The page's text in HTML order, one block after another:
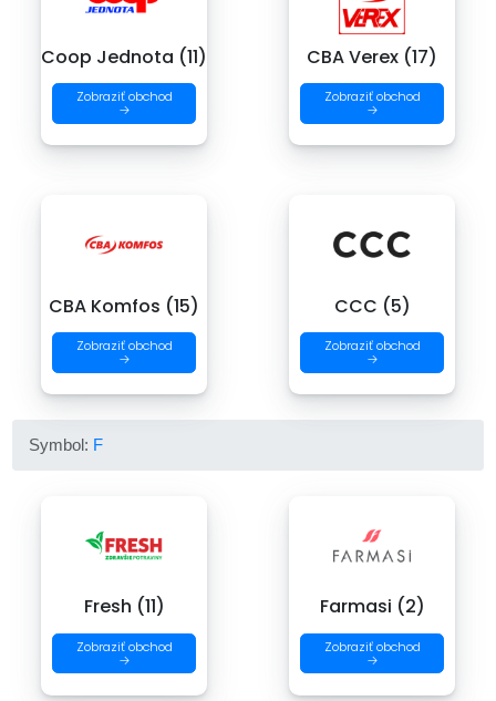
Coop Jednota (11)
Zobraziť obchod
→
CBA Verex (17)
Zobraziť obchod
→
CBA Komfos (15)
Zobraziť obchod
→
CCC (5)
Zobraziť obchod
→
Symbol: F
Fresh (11)
Zobraziť obchod
→
Farmasi (2)
Zobraziť obchod
→